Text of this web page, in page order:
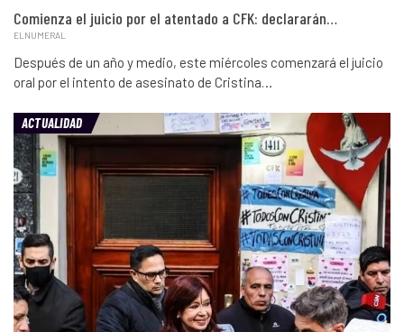
Comienza el juicio por el atentado a CFK: declararán…
ELNUMERAL
Después de un año y medio, este miércoles comenzará el juicio
oral por el intento de asesinato de Cristina…
ACTUALIDAD